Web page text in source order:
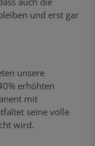
und erst gar
unsere
erhöhten
mit
seine volle
wird.